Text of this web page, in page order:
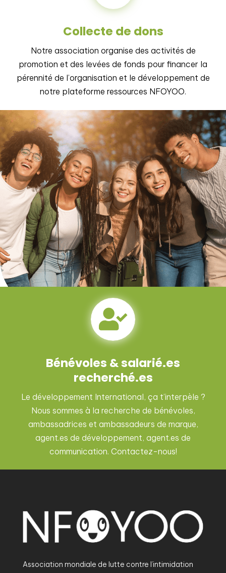
Collecte de dons
Notre association organise des activités de
promotion et des levées de fonds pour financer la
pérennité de l’organisation et le développement de
notre plateforme ressources NFOYOO.

Bénévoles & salarié.es
recherché.es
Le développement International, ça t’interpèle ?
Nous sommes à la recherche de bénévoles,
ambassadrices et ambassadeurs de marque,
agent.es de développement, agent.es de
communication. Contactez-nous!
Association mondiale de lutte contre l’intimidation